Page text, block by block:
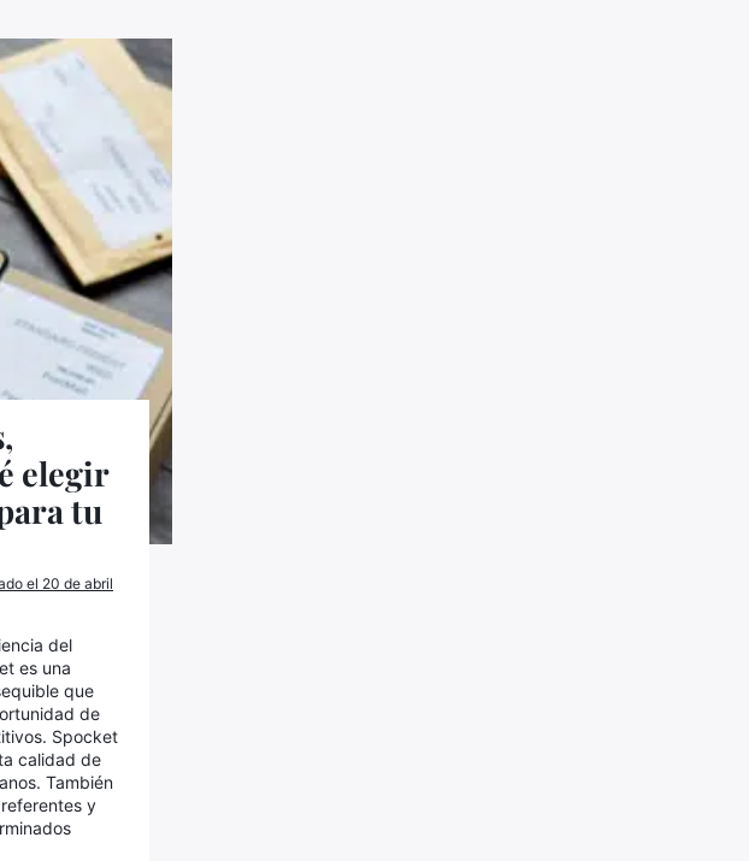
elegir
tu
el 20 de abril
del
es una
que
de
Spocket
calidad de
También
y